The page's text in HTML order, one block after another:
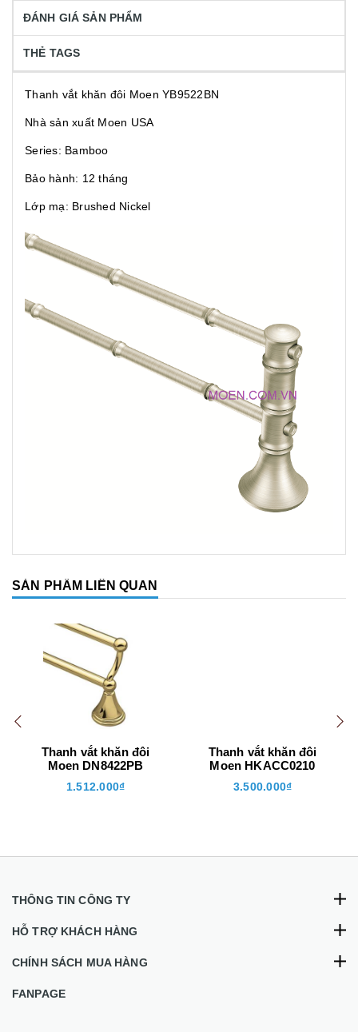
ĐÁNH GIÁ SẢN PHẨM
THẺ TAGS
Thanh vắt khăn đôi Moen YB9522BN
Nhà sản xuất Moen USA
Series: Bamboo
Bảo hành: 12 tháng
Lớp mạ: Brushed Nickel
SẢN PHẨM LIÊN QUAN
Thanh vắt khăn đôi
Moen DN8422PB
1.512.000₫
Thanh vắt khăn đôi
Moen HKACC0210
3.500.000₫
THÔNG TIN CÔNG TY
HỖ TRỢ KHÁCH HÀNG
CHÍNH SÁCH MUA HÀNG
FANPAGE